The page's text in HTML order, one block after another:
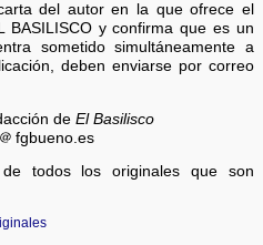
del autor en la que ofrece el
BASILISCO y confirma que es un
sometido simultáneamente a
deben enviarse por correo
de El Basilisco
fgbueno.es
todos los originales que son